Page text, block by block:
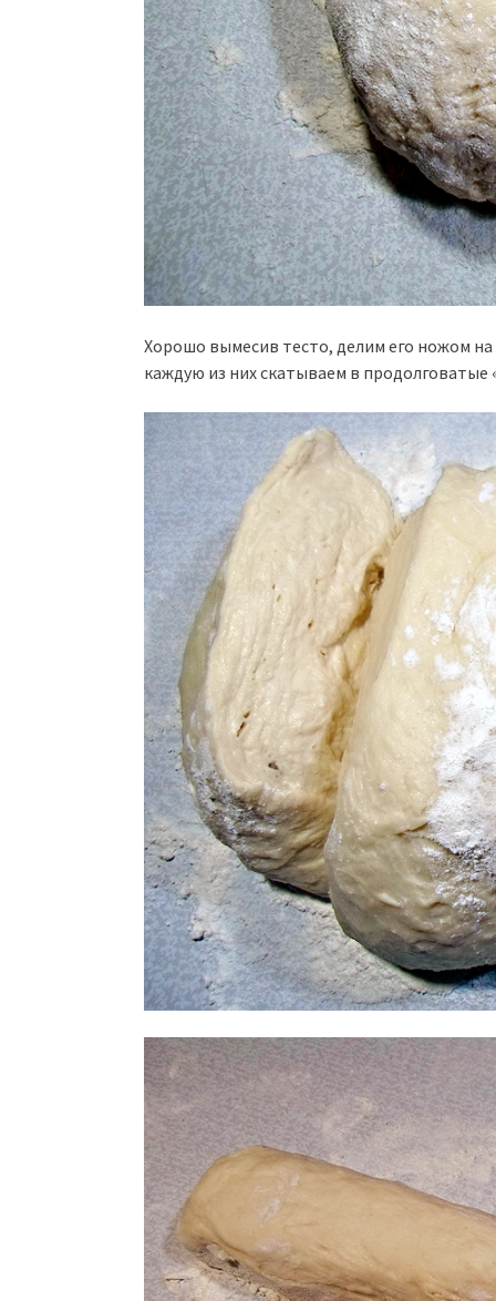
Хорошо вымесив тесто, делим его ножом на
каждую из них скатываем в